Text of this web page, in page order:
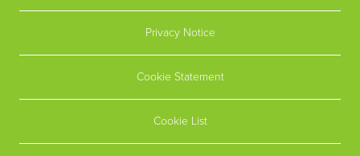
Privacy Notice
Cookie Statement
Cookie List